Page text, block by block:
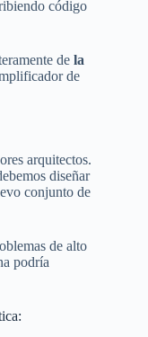
código
de la
de
arquitectos.
diseñar
conjunto de
de alto
podría